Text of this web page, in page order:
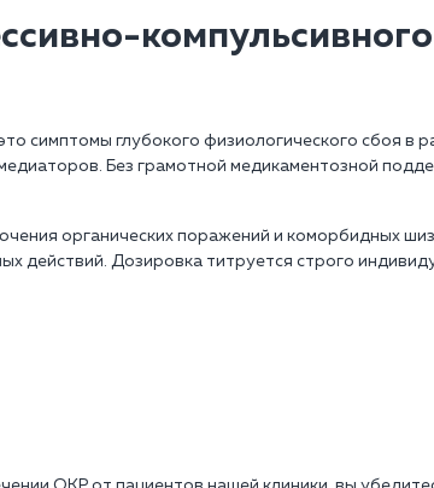
симптомы глубокого физиологического сбоя в
Без грамотной медикаментозной
органических поражений и коморбидных
действий. Дозировка титруется строго